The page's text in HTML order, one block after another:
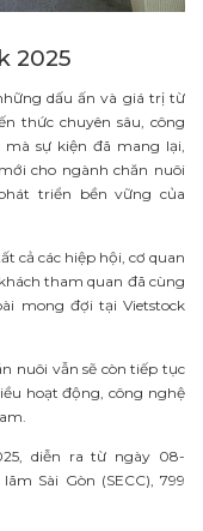
2025
dấu ấn và giá trị từ
thức chuyên sâu, công
sự kiện đã mang lại,
cho ngành chăn nuôi
triển bền vững của
cả các hiệp hội, cơ quan
tham quan đã cùng
mong đợi tại Vietstock
nuôi vẫn sẽ còn tiếp tục
hoạt động, công nghệ
diễn ra từ ngày 08-
Sài Gòn (SECC), 799